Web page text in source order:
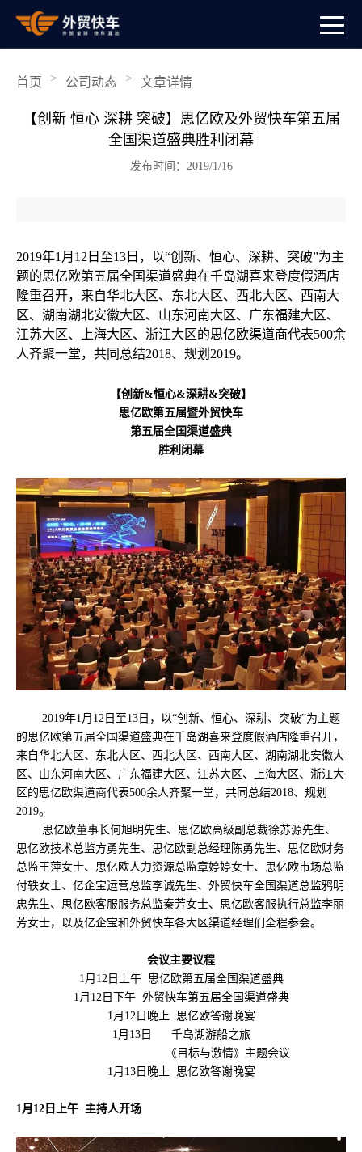
首页 > 公司动态 > 文章详情
【创新 恒心 深耕 突破】思亿欧及外贸快车第五届
全国渠道盛典胜利闭幕
发布时间：2019/1/16
2019年1月12日至13日，以“创新、恒心、深耕、突破”为主
题的思亿欧第五届全国渠道盛典在千岛湖喜来登度假酒店
隆重召开，来自华北大区、东北大区、西北大区、西南大
区、湖南湖北安徽大区、山东河南大区、广东福建大区、
江苏大区、上海大区、浙江大区的思亿欧渠道商代表500余
人齐聚一堂，共同总结2018、规划2019。
【创新&恒心&深耕&突破】
思亿欧第五届暨外贸快车
第五届全国渠道盛典
胜利闭幕
2019年1月12日至13日，以“创新、恒心、深耕、突破”为主题
的思亿欧第五届全国渠道盛典在千岛湖喜来登度假酒店隆重召开，
来自华北大区、东北大区、西北大区、西南大区、湖南湖北安徽大
区、山东河南大区、广东福建大区、江苏大区、上海大区、浙江大
区的思亿欧渠道商代表500余人齐聚一堂，共同总结2018、规划
2019。
思亿欧董事长何旭明先生、思亿欧高级副总裁徐苏源先生、
思亿欧技术总监方勇先生、思亿欧副总经理陈勇先生、思亿欧财务
总监王萍女士、思亿欧人力资源总监章婷婷女士、思亿欧市场总监
付轶女士、亿企宝运营总监李诚先生、外贸快车全国渠道总监鸦明
忠先生、思亿欧客服服务总监秦芳女士、思亿欧客服执行总监李丽
芳女士，以及亿企宝和外贸快车各大区渠道经理们全程参会。
会议主要议程
1月12日上午 思亿欧第五届全国渠道盛典
1月12日下午 外贸快车第五届全国渠道盛典
1月12日晚上 思亿欧答谢晚宴
1月13日 千岛湖游船之旅
《目标与激情》主题会议
1月13日晚上 思亿欧答谢晚宴
1月12日上午 主持人开场